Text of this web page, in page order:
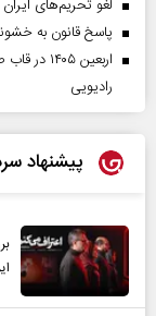
لغو تحریم‌های
پاسخ قانون به
اربعین
رادیویی
پیشنهاد